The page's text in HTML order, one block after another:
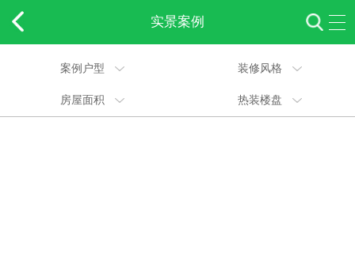
实景案例
案例户型 装修风格
房屋面积 热装楼盘